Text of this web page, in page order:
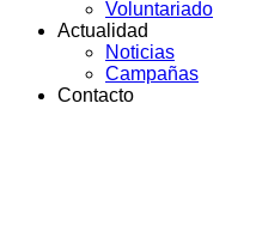
Voluntariado
Actualidad
Noticias
Campañas
Contacto